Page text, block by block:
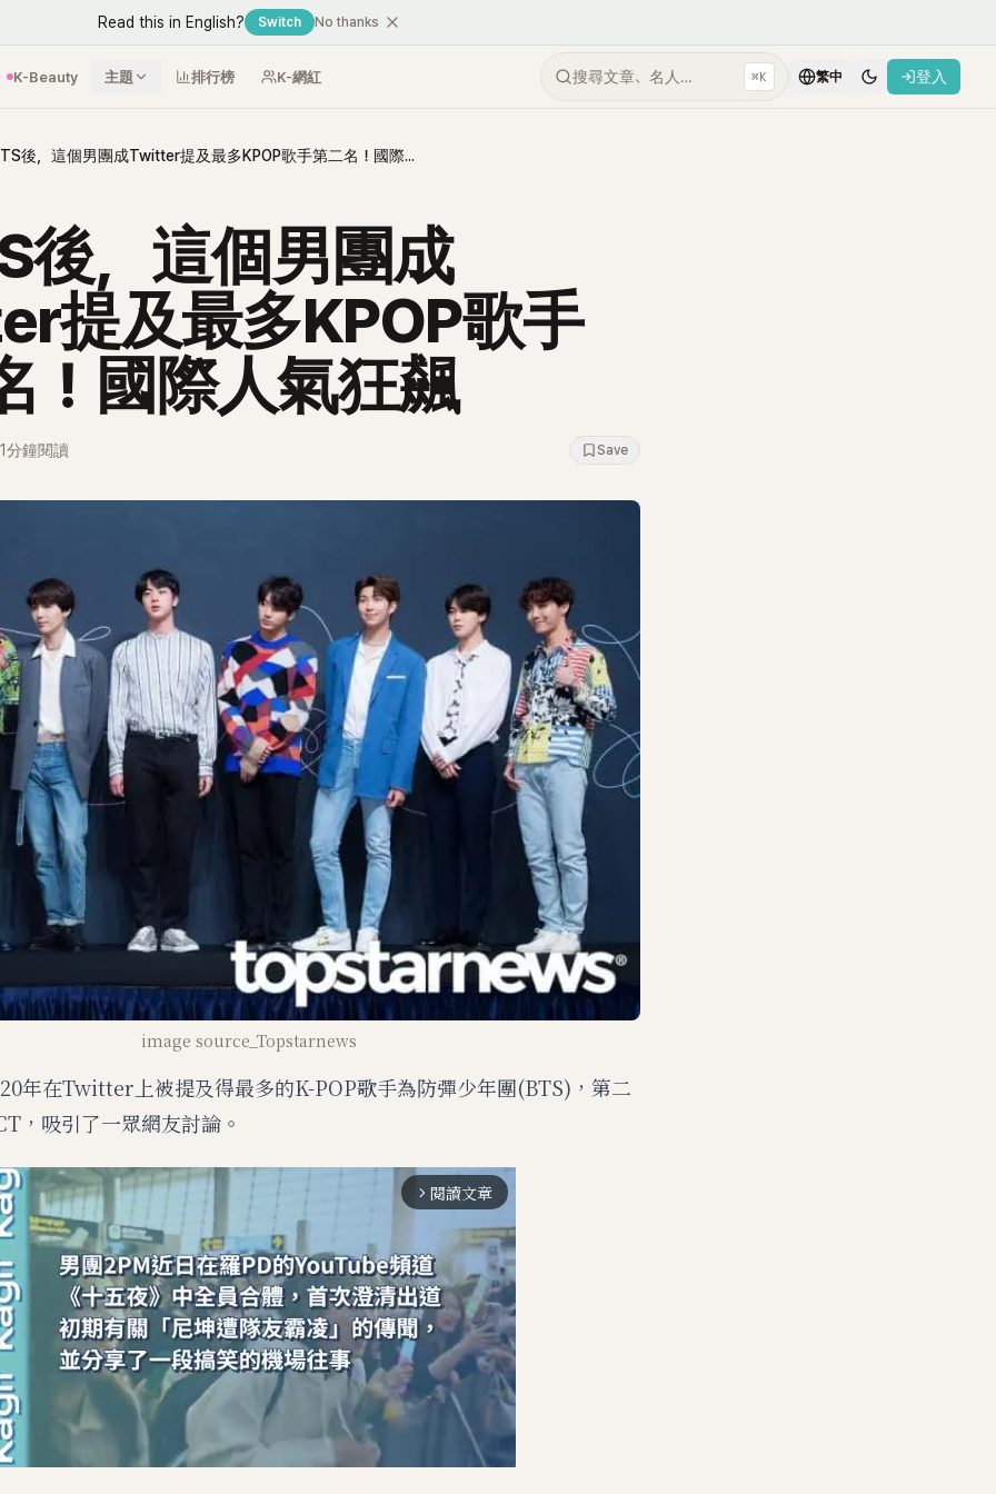
Read this in English? Switch No thanks
K-Beauty 主題 排行榜 K-網紅 搜尋文章、名人… ⌘K 繁中 登入
繼BTS後，這個男團成Twitter提及最多KPOP歌手第二名！國際人氣狂飆
後，這個男團成
提及最多KPOP歌手
！國際人氣狂飆
1分鐘閱讀 Save
image source_Topstarnews
年在Twitter上被提及得最多的K-POP歌手為防彈少年團(BTS)，第二
，吸引了一眾網友討論。
arrow_forward_ios 閱讀文章